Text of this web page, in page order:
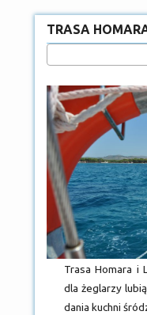
TRASA
Trasa Homara i
dla żeglarzy
dania kuchni